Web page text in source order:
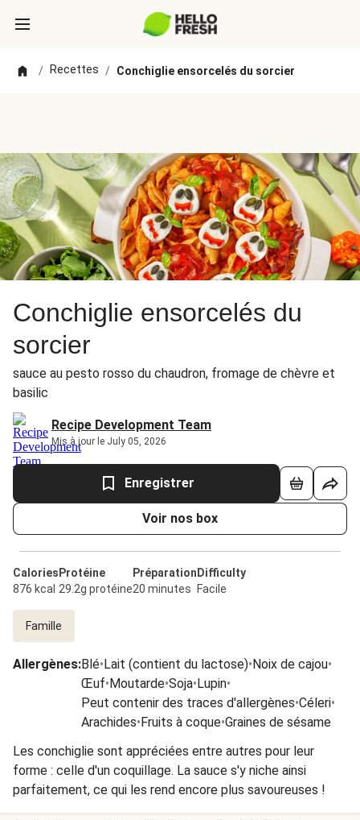
/ Recettes / Conchiglie ensorcelés du sorcier
Conchiglie ensorcelés du
sorcier
sauce au pesto rosso du chaudron, fromage de chèvre et
basilic
Recipe Development Team
Mis à jour le July 05, 2026
Enregistrer
Voir nos box
Calories
876 kcal
Protéine
29.2g protéine
Préparation
20 minutes
Difficulty
Facile
Famille
Allergènes:Blé•Lait (contient du lactose)•Noix de cajou•
Œuf•Moutarde•Soja•Lupin•
Peut contenir des traces d'allergènes•Céleri•
Arachides•Fruits à coque•Graines de sésame
Les conchiglie sont appréciées entre autres pour leur
forme : celle d'un coquillage. La sauce s'y niche ainsi
parfaitement, ce qui les rend encore plus savoureuses !